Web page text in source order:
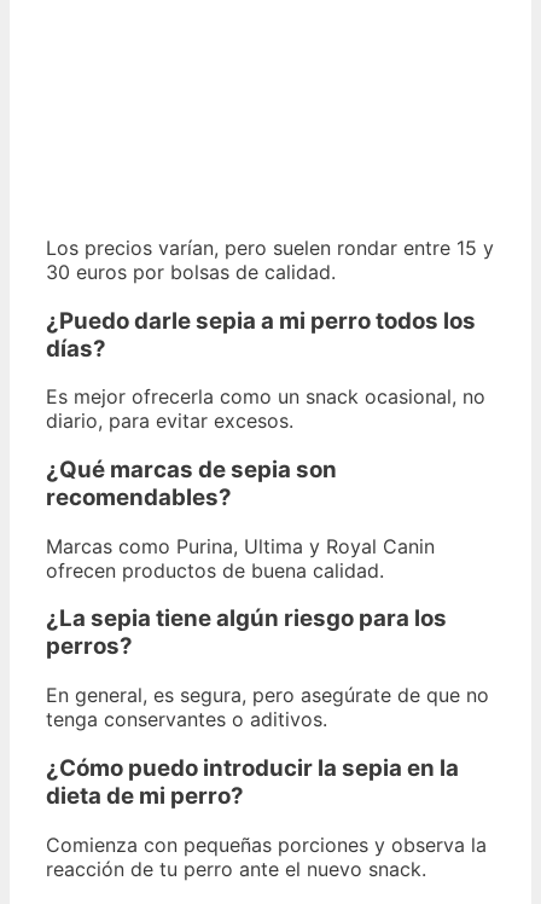
Los precios varían, pero suelen rondar entre 15 y
30 euros por bolsas de calidad.
¿Puedo darle sepia a mi perro todos los
días?
Es mejor ofrecerla como un snack ocasional, no
diario, para evitar excesos.
¿Qué marcas de sepia son
recomendables?
Marcas como Purina, Ultima y Royal Canin
ofrecen productos de buena calidad.
¿La sepia tiene algún riesgo para los
perros?
En general, es segura, pero asegúrate de que no
tenga conservantes o aditivos.
¿Cómo puedo introducir la sepia en la
dieta de mi perro?
Comienza con pequeñas porciones y observa la
reacción de tu perro ante el nuevo snack.